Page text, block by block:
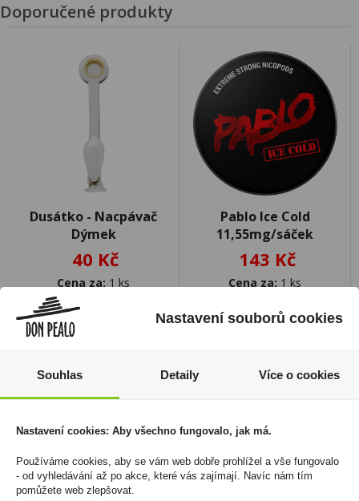
Doporučené produkty
Dusátko - Nacpávač
Dýmek
40 Kč
Cena za: 1 ks
Skladem:
Pablo Ice Cold
11,55mg/sáček
143 Kč
Cena za: 1 ks
Nastavení souborů cookies
Souhlas Detaily Více o cookies
Nastavení cookies: Aby všechno fungovalo, jak má.
Používáme cookies, aby se vám web dobře prohlížel a vše fungovalo
- od vyhledávání až po akce, které vás zajímají. Navíc nám tím
pomůžete web zlepšovat.